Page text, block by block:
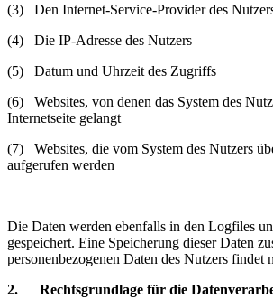
(3) Den Internet-Service-Provider des
(4) Die IP-Adresse des Nutzers
(5) Datum und Uhrzeit des Zugriffs
(6) Websites, von denen das System des
Internetseite gelangt
(7) Websites, die vom System des Nutzers
aufgerufen werden
Die Daten werden ebenfalls in den Logfiles
gespeichert. Eine Speicherung dieser Daten
personenbezogenen Daten des Nutzers findet
2. Rechtsgrundlage für die